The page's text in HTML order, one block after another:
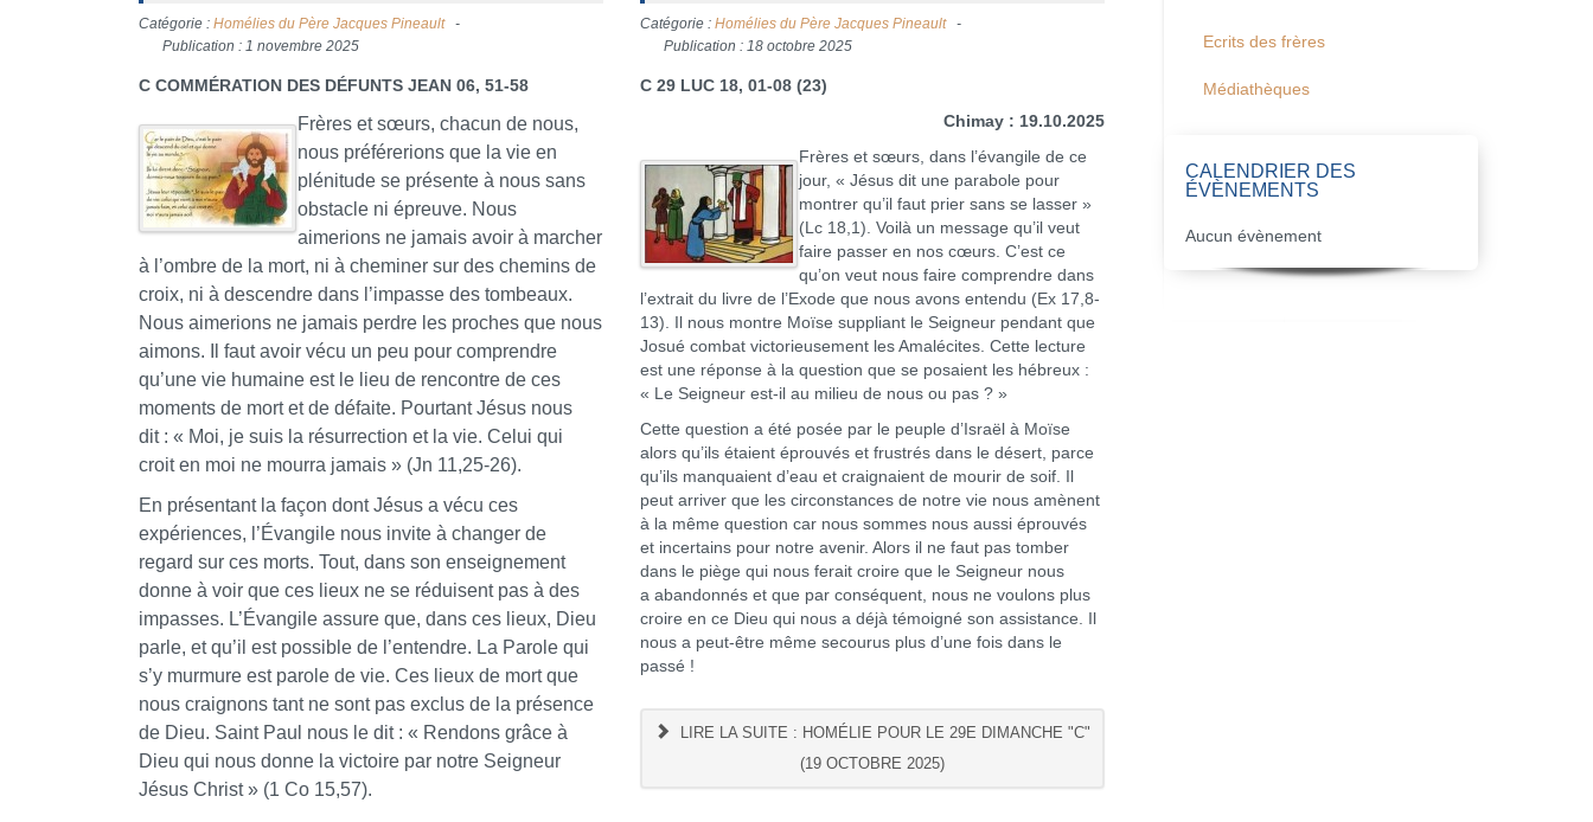
Catégorie : Homélies du Père Jacques Pineault
Publication : 1 novembre 2025
C COMMÉRATION DES DÉFUNTS JEAN 06, 51-58
Frères et sœurs, chacun de nous,
nous préférerions que la vie en
plénitude se présente à nous sans
obstacle ni épreuve. Nous
aimerions ne jamais avoir à marcher
à l’ombre de la mort, ni à cheminer sur des chemins de
croix, ni à descendre dans l’impasse des tombeaux.
Nous aimerions ne jamais perdre les proches que nous
aimons. Il faut avoir vécu un peu pour comprendre
qu’une vie humaine est le lieu de rencontre de ces
moments de mort et de défaite. Pourtant Jésus nous
dit : « Moi, je suis la résurrection et la vie. Celui qui
croit en moi ne mourra jamais » (Jn 11,25-26).
En présentant la façon dont Jésus a vécu ces
expériences, l’Évangile nous invite à changer de
regard sur ces morts. Tout, dans son enseignement
donne à voir que ces lieux ne se réduisent pas à des
impasses. L’Évangile assure que, dans ces lieux, Dieu
parle, et qu’il est possible de l’entendre. La Parole qui
s’y murmure est parole de vie. Ces lieux de mort que
nous craignons tant ne sont pas exclus de la présence
de Dieu. Saint Paul nous le dit : « Rendons grâce à
Dieu qui nous donne la victoire par notre Seigneur
Jésus Christ » (1 Co 15,57).
Catégorie :Homélies du Père Jacques Pineault
Publication : 18 octobre 2025
C 29 LUC 18, 01-08 (23)
Chimay : 19.10.2025
Frères et sœurs, dans l’évangile de ce
jour, « Jésus dit une parabole pour
montrer qu’il faut prier sans se lasser »
(Lc 18,1). Voilà un message qu’il veut
faire passer en nos cœurs. C’est ce
qu’on veut nous faire comprendre dans
l’extrait du livre de l’Exode que nous avons entendu (Ex 17,8-
13). Il nous montre Moïse suppliant le Seigneur pendant que
Josué combat victorieusement les Amalécites. Cette lecture
est une réponse à la question que se posaient les hébreux :
« Le Seigneur est-il au milieu de nous ou pas ? »
Cette question a été posée par le peuple d’Israël à Moïse
alors qu’ils étaient éprouvés et frustrés dans le désert, parce
qu’ils manquaient d’eau et craignaient de mourir de soif. Il
peut arriver que les circonstances de notre vie nous amènent
à la même question car nous sommes nous aussi éprouvés
et incertains pour notre avenir. Alors il ne faut pas tomber
dans le piège qui nous ferait croire que le Seigneur nous
a abandonnés et que par conséquent, nous ne voulons plus
croire en ce Dieu qui nous a déjà témoigné son assistance. Il
nous a peut-être même secourus plus d’une fois dans le
passé !
LIRE LA SUITE : HOMÉLIE POUR LE 29E DIMANCHE "C"
(19 OCTOBRE 2025)
Ecrits des frères
Médiathèques
CALENDRIER DES
ÉVÈNEMENTS
Aucun évènement